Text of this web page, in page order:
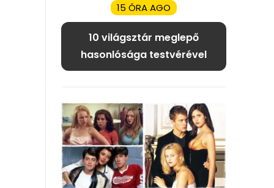
15 ÓRA AGO
10 világsztár meglepő
hasonlósága testvérével